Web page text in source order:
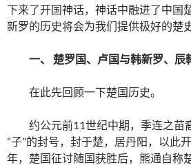
下来了开国神话，神话中融进了中国
新罗的历史将会为我们提供极好的楚
一、 楚罗国、卢国与韩新罗、辰
在此先回顾一下楚国历史。
约公元前11世纪中期，季连之苗
“子”的封号，封于楚，居丹阳，以此
年，楚国征讨随国获胜后，熊通自称